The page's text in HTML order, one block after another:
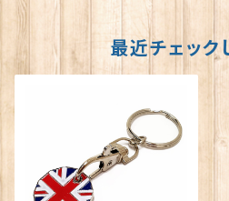
最近チェック